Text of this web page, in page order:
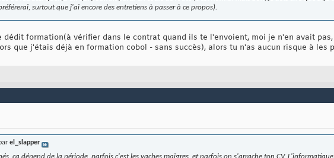
surtout que j'ai encore des entretiens à passer à ce propos).
dédit formation(à vérifier dans le contrat quand ils te l'envoient, moi je n'en avait
que j'étais déjà en formation cobol - sans succès), alors tu n'as aucun risque à les
el_slapper